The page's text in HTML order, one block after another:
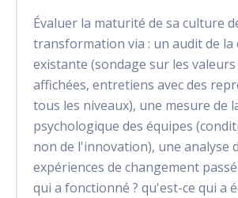
Évaluer la maturité de sa culture
transformation via : un audit de la
existante (sondage sur les valeurs
affichées, entretiens avec des
tous les niveaux), une mesure de
psychologique des équipes
non de l'innovation), une analyse
expériences de changement
qui a fonctionné ? qu'est-ce qui a